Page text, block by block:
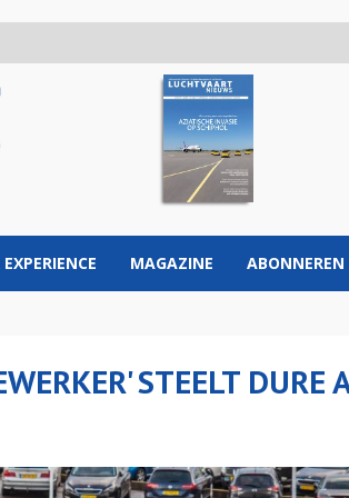
EXPERIENCE MAGAZINE ABONNEREN
STEELT DURE